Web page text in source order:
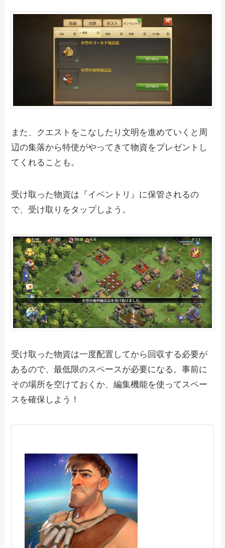
また、クエストをこなしたり文明を進めていくと周
辺の集落から特使がやってきて物資をプレゼントし
てくれることも。
受け取った物資は『イベントリ』に保管されるの
で、受け取りをタップしよう。
受け取った物資は一度配置してから回収する必要が
あるので、最低限のスペースが必要になる。事前に
その場所を空けておくか、編集機能を使ってスペー
スを確保しよう！